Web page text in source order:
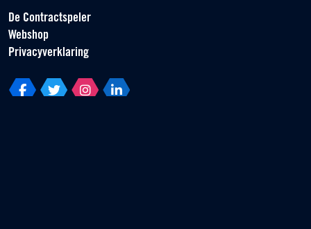
De Contractspeler
Webshop
Privacyverklaring